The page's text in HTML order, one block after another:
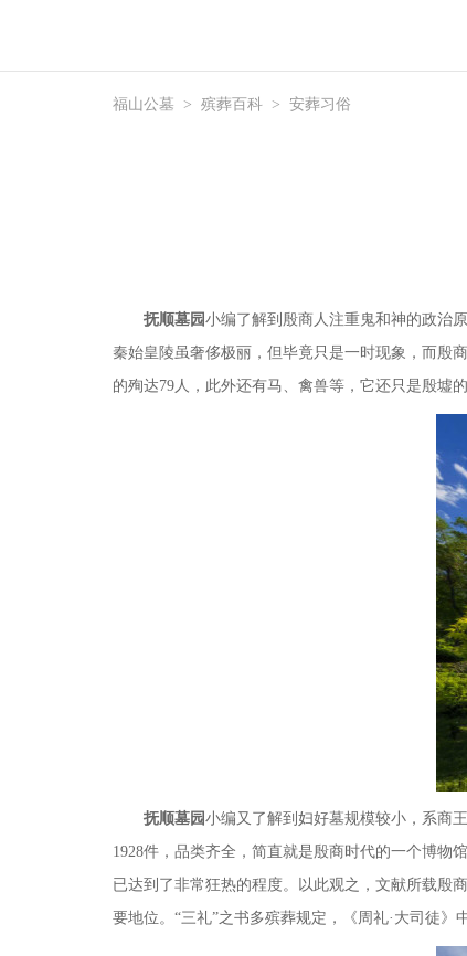
福山公墓 > 殡葬百科 > 安葬习俗
抚顺墓园小编了解到殷商人注重鬼和神的政治
秦始皇陵虽奢侈极丽，但毕竟只是一时现象，而殷
的殉达79人，此外还有马、禽兽等，它还只是殷墟
抚顺墓园小编又了解到妇好墓规模较小，系商
1928件，品类齐全，简直就是殷商时代的一个博物
已达到了非常狂热的程度。以此观之，文献所载殷
要地位。“三礼”之书多殡葬规定，《周礼·大司徒》